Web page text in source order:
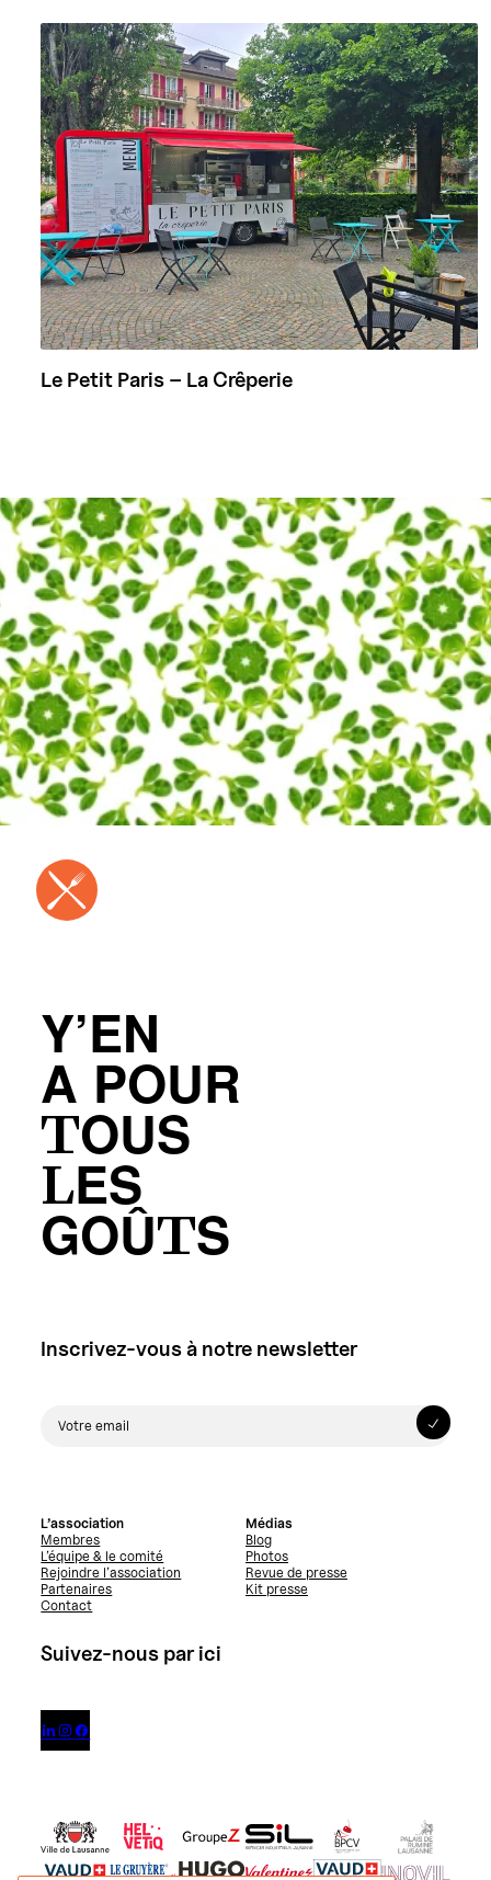
Le Petit Paris – La Crêperie
Y’EN
A POUR
TOUS
LES
GOÛTS
Inscrivez-vous à notre newsletter
L’association
Membres
L’équipe & le comité
Rejoindre l’association
Partenaires
Contact
Médias
Blog
Photos
Revue de presse
Kit presse
Suivez-nous par ici
  